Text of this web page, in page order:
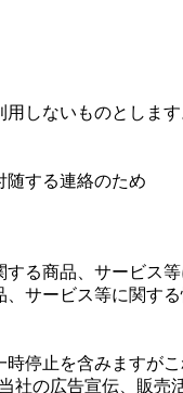
しないものとしま
する連絡のため
る商品、サービス
サービス等に関す
停止を含みますが
社の広告宣伝、販売